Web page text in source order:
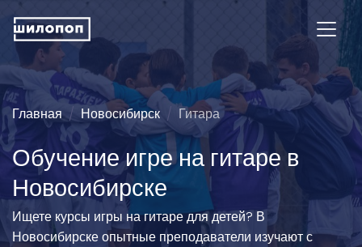
Главная Новосибирск Гитара
Обучение игре на гитаре в
Новосибирске
Ищете курсы игры на гитаре для детей? В
Новосибирске опытные преподаватели изучают с